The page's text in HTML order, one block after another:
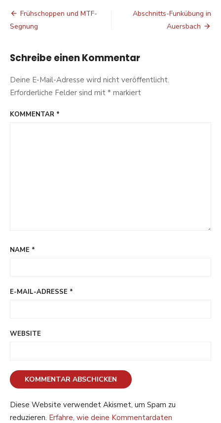
Beitragsnavigation
Frühschoppen und MTF-
Segnung
Abschnitts-Funkübung in
Auersbach
Schreibe einen Kommentar
Deine E-Mail-Adresse wird nicht veröffentlicht.
Erforderliche Felder sind mit * markiert
KOMMENTAR *
NAME *
E-MAIL-ADRESSE *
WEBSITE
Diese Website verwendet Akismet, um Spam zu
reduzieren. Erfahre, wie deine Kommentardaten